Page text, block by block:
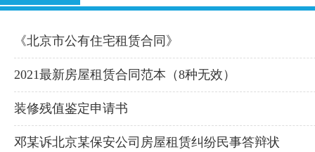
《北京市公有住宅租赁合同》
2021最新房屋租赁合同范本（8种无效）
装修残值鉴定申请书
邓某诉北京某保安公司房屋租赁纠纷民事答辩状